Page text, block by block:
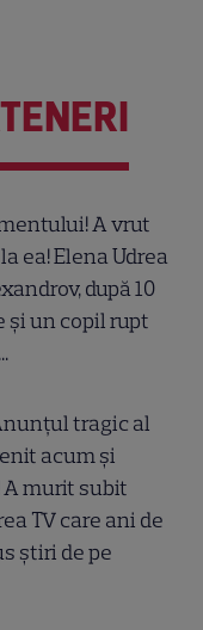
A vrut
ea! Elena Udrea
după 10
și un copil rupt
tragic al
acum și
murit subit
TV care ani de
știri de pe